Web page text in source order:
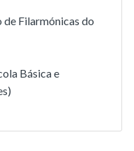
de Filarmónicas do
Básica e